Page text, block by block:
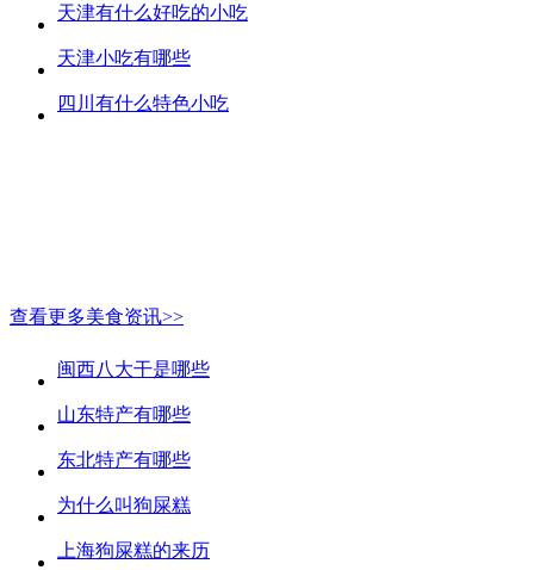
天津有什么好吃的小吃
天津小吃有哪些
四川有什么特色小吃
查看更多美食资讯>>
闽西八大干是哪些
山东特产有哪些
东北特产有哪些
为什么叫狗屎糕
上海狗屎糕的来历